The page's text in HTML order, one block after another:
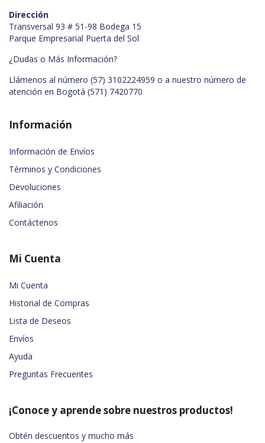
Dirección
Transversal 93 # 51-98 Bodega 15
Parque Empresarial Puerta del Sol
¿Dudas o Más Información?
Llámenos al número (57) 3102224959 o a nuestro número de
atención en Bogotá (571) 7420770
Información
Información de Envíos
Términos y Condiciones
Devoluciones
Afiliación
Contáctenos
Mi Cuenta
Mi Cuenta
Historial de Compras
Lista de Deseos
Envíos
Ayuda
Preguntas Frecuentes
¡Conoce y aprende sobre nuestros productos!
Obtén descuentos y mucho más